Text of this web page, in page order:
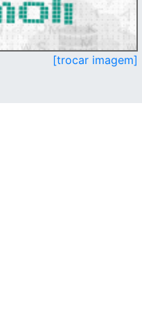
[trocar imagem]